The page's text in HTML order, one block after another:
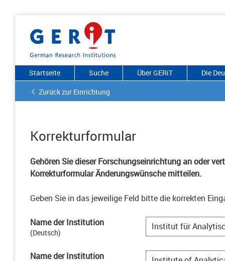
Startseite Suche Über GERiT
Die
Zurück zur Einrichtung
Korrekturformular
Gehören Sie dieser Forschungseinrichtung an oder
Korrekturformular Änderungswünsche mitteilen.
Geben Sie in das jeweilige Feld bitte die korrekten
Name der Institution
(Deutsch)
Name der Institution